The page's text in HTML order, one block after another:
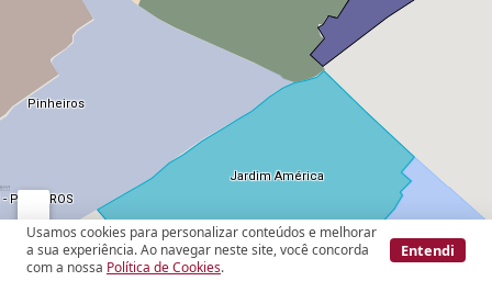
Usamos cookies para personalizar conteúdos e melhorar
a sua experiência. Ao navegar neste site, você concorda
com a nossa Política de Cookies.
Entendi